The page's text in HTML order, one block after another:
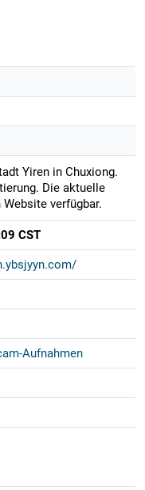
Yiren in Chuxiong.
Die aktuelle
verfügbar.
CST
Aufnahmen